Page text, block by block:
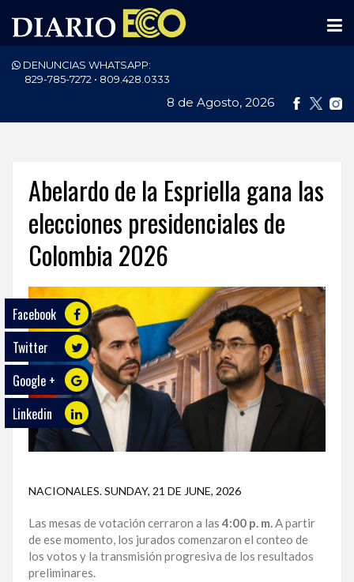
DENUNCIAS WHATSAPP:
829-785-7272 • 809.428.0333
8 de Agosto, 2026
PORTADA
ECONOMÍA
DEPORTES
SALUD
TECNOLOGÍA
ECO
PLAY
TRABAJOS
DE
DISTRITO
NACIONAL
Abelardo de la Espriella gana las
elecciones presidenciales de
Colombia 2026
Facebook
Twitter
Google +
Linkedin
NACIONALES.SUNDAY, 21 DE JUNE, 2026
Las mesas de votación cerraron a las 4:00 p. m. A partir
de ese momento, los jurados comenzaron el conteo de
los votos y la transmisión progresiva de los resultados
preliminares.